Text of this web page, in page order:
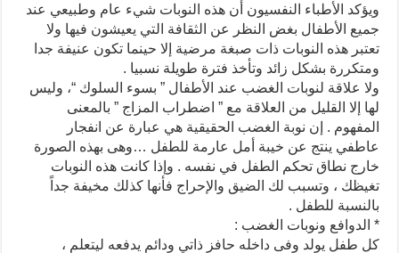
ويؤكد الأطباء النفسيون أن هذه النوبات شيء عام وطبيعي عند
جميع الأطفال بغض النظر عن الثقافة التي يعيشون فيها ولا
تعتبر هذه النوبات ذات صبغة مرضية إلا حينما تكون عنيفة جدا
ومتكررة بشكل زائد وتأخذ فترة طويلة نسبيا .
ولا علاقة لنوبات الغضب عند الأطفال ” بسوء السلوك “، وليس
لها إلا القليل من العلاقة مع ” اضطراب المزاج ” بالمعنى
المفهوم . إن نوبة الغضب الحقيقية هي عبارة عن انفجار
عاطفي ينتج عن خيبة أمل عارمة للطفل …وهى بهذه الصورة
خارج نطاق تحكم الطفل في نفسه . وإذا كانت هذه النوبات
تغيظك ، وتسبب لك الضيق والإحراج فأنها كذلك مخيفة جداً
بالنسبة للطفل .
* الدوافع ونوبات الغضب :
كل طفل يولد وفى داخله حافز ذاتي ودائم يدفعه ليتعلم ،